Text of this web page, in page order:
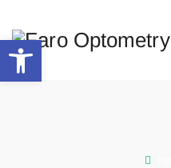
Abrir barra de herramientas